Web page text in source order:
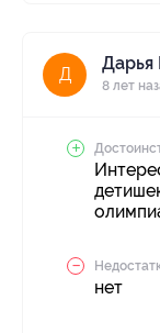
Д
Дарья
8 лет
нет